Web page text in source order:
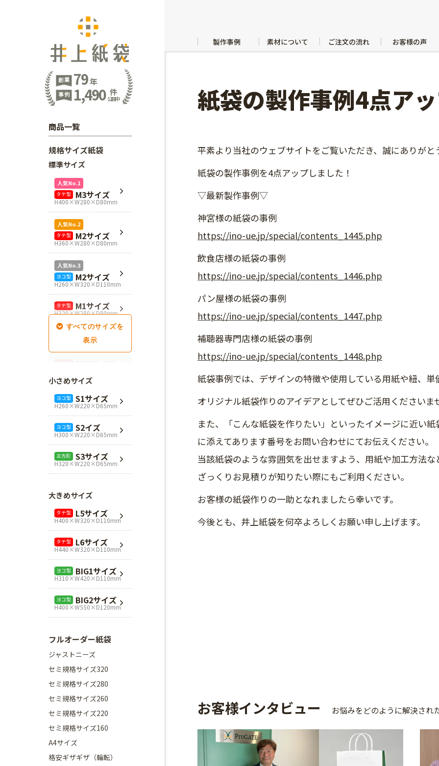
製作事例 素材について ご注文の流れ お客様の声
紙袋の製作事例4点ア
平素より当社のウェブサイトをご覧いただき、誠にありがと
紙袋の製作事例を4点アップしました！
▽最新製作事例▽
神宮様の紙袋の事例
https://ino-ue.jp/special/contents_1445.php
飲食店様の紙袋の事例
https://ino-ue.jp/special/contents_1446.php
パン屋様の紙袋の事例
https://ino-ue.jp/special/contents_1447.php
補聴器専門店様の紙袋の事例
https://ino-ue.jp/special/contents_1448.php
紙袋事例では、デザインの特徴や使用している用紙や紐、単
オリジナル紙袋作りのアイデアとしてぜひご活用くださいま
また、「こんな紙袋を作りたい」といったイメージに近い
に添えてあります番号をお問い合わせにてお伝えください。
当該紙袋のような雰囲気を出せますよう、用紙や加工方法な
ざっくりお見積りが知りたい際にもご利用ください。
お客様の紙袋作りの一助となれましたら幸いです。
今後とも、井上紙袋を何卒よろしくお願い申し上げます。
お客様インタビュー お悩みをどのように解決され
創業 79年
事例 1,490 件
公開中
商品一覧
規格サイズ紙袋
標準サイズ
人気No.1
タテ型 M3サイズ
H400×W280×D80mm
人気No.2
タテ型 M2サイズ
H360×W280×D80mm
人気No.3
ヨコ型 M2サイズ
H260×W320×D110mm
タテ型 M1サイズ
H320×W280×D80mm
SM1サイズ
H280×W260×D100mm
SM3サイズ
H360×W260×D100mm
L4サイズ
H360×W320×D110mm
L1サイズ
H240×W320×D110mm
正方形 Mスクエア
H280×W280×D80mm
正方形 Lスクエア
H320×W320×D110mm
小さめサイズ
ヨコ型 S1サイズ
H260×W220×D65mm
ヨコ型 S2イズ
H300×W220×D65mm
正方形 S3サイズ
H320×W220×D65mm
大きめサイズ
タテ型 L5サイズ
H400×W320×D110mm
タテ型 L6サイズ
H440×W320×D110mm
ヨコ型 BIG1サイズ
H310×W420×D110mm
ヨコ型 BIG2サイズ
H400×W550×D120mm
フルオーダー紙袋
ジャストニーズ
セミ規格サイズ320
セミ規格サイズ280
セミ規格サイズ260
セミ規格サイズ220
セミ規格サイズ160
A4サイズ
格安ギザギザ（輪転）